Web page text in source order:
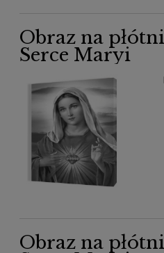
Obraz na
Serce Maryi
Obraz na